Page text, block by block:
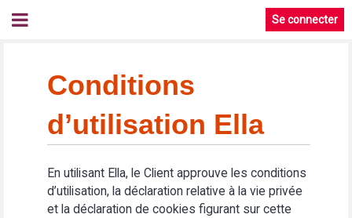
Se connecter
Conditions
d’utilisation Ella
En utilisant Ella, le Client approuve les conditions
d’utilisation, la déclaration relative à la vie privée
et la déclaration de cookies figurant sur cette